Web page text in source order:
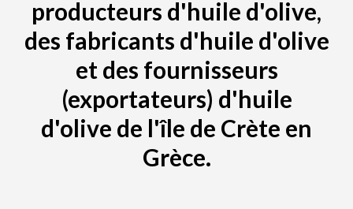
producteurs d'huile d'olive,
des fabricants d'huile d'olive
et des fournisseurs
(exportateurs) d'huile
d'olive de l'île de Crète en
Grèce.